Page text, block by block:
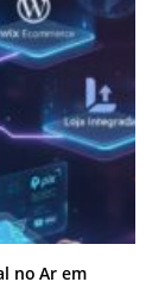
no Ar em